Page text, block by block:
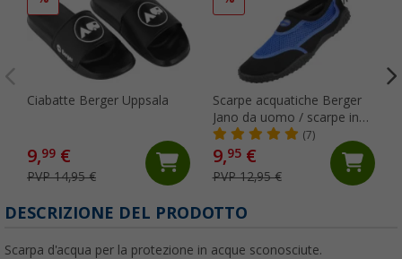
Ciabatte Berger Uppsala
9,99 €
PVP 14,95 €
Scarpe acquatiche Berger
Jano da uomo / scarpe in
neoprene
(7)
9,95€
PVP 12,95 €
DESCRIZIONE DEL PRODOTTO
Scarpa d'acqua per la protezione in acque sconosciute.